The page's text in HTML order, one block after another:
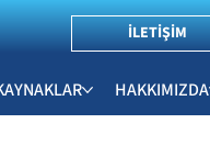
İLETİŞİM
HAKKIMIZDA